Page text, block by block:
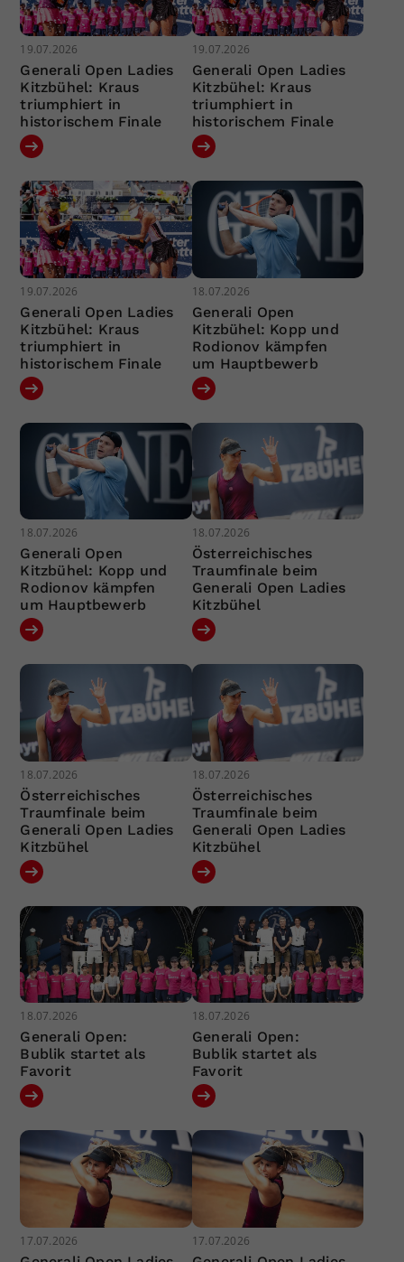
19.07.2026
Generali Open Ladies
Kitzbühel: Kraus
triumphiert in
historischem Finale
19.07.2026
Generali Open Ladies
Kitzbühel: Kraus
triumphiert in
historischem Finale
19.07.2026
Generali Open Ladies
Kitzbühel: Kraus
triumphiert in
historischem Finale
18.07.2026
Generali Open
Kitzbühel: Kopp und
Rodionov kämpfen
um Hauptbewerb
18.07.2026
Generali Open
Kitzbühel: Kopp und
Rodionov kämpfen
um Hauptbewerb
18.07.2026
Österreichisches
Traumfinale beim
Generali Open Ladies
Kitzbühel
18.07.2026
Österreichisches
Traumfinale beim
Generali Open Ladies
Kitzbühel
18.07.2026
Österreichisches
Traumfinale beim
Generali Open Ladies
Kitzbühel
18.07.2026
Generali Open:
Bublik startet als
Favorit
18.07.2026
Generali Open:
Bublik startet als
Favorit
17.07.2026 17.07.2026